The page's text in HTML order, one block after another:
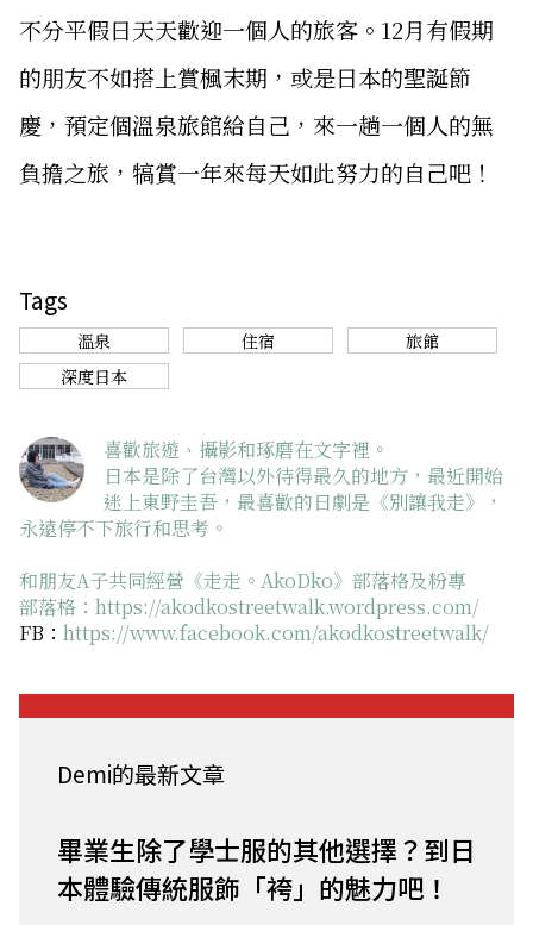
不分平假日天天歡迎一個人的旅客。12月有假期
的朋友不如搭上賞楓末期，或是日本的聖誕節
慶，預定個溫泉旅館給自己，來一趟一個人的無
負擔之旅，犒賞一年來每天如此努力的自己吧！
Tags
溫泉 住宿
旅館
深度日本
喜歡旅遊、攝影和琢磨在文字裡。
日本是除了台灣以外待得最久的地方，最近開始
迷上東野圭吾，最喜歡的日劇是《別讓我走》，
永遠停不下旅行和思考。
和朋友A子共同經營《走走。AkoDko》部落格及粉專
部落格： https://akodkostreetwalk.wordpress.com/
FB： https://www.facebook.com/akodkostreetwalk/
Demi的最新文章
畢業生除了學士服的其他選擇？到日
本體驗傳統服飾「袴」的魅力吧！